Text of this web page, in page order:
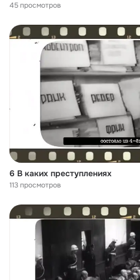
45 просмотров
6 В каких преступлениях
113 просмотров